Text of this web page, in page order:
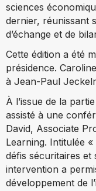
sciences
dernier, réunissant
d’échange et de
Cette édition a été
présidence.
à Jean-Paul
À l’issue de la
assisté à une
David, Associate
Learning. Intitulée
défis sécuritaires et
intervention a
développement de